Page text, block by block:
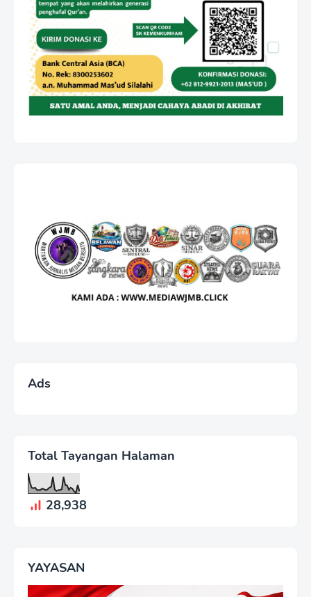
Ads
Total Tayangan Halaman
28,938
YAYASAN